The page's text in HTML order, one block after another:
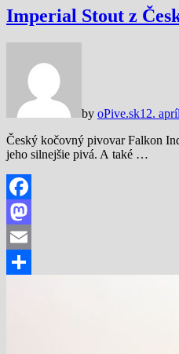
Imperial Stout z
by oPive.sk12.
Český kočovný pivovar Falkon
jeho silnejšie pivá. A také …
Facebook
Mastodon
Email